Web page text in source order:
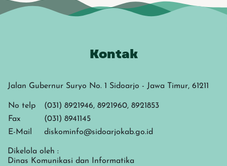
Kontak
Jalan Gubernur Suryo No. 1 Sidoarjo - Jawa Timur, 61211
No telp
(031) 8921946, 8921960, 8921853
Fax
(031) 8941145
E-Mail
diskominfo@sidoarjokab.go.id
Dikelola oleh :
Dinas Komunikasi dan Informatika